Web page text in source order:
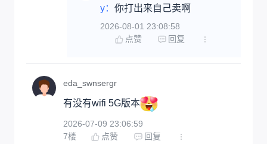
y： 你打出来自己卖啊
2026-08-01 23:08:58
点赞
回复
eda_swnsergr
有没有wifi 5G版本
2026-07-09 23:06:59
7楼 点赞 回复